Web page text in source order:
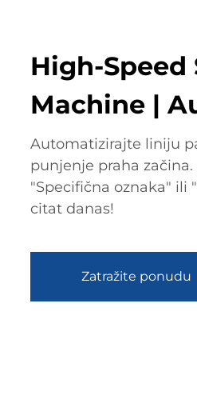
High-
Machine |
Automatizirajte liniju
punjenje praha
"Specifična oznaka" ili
citat danas!
Zatražite ponudu